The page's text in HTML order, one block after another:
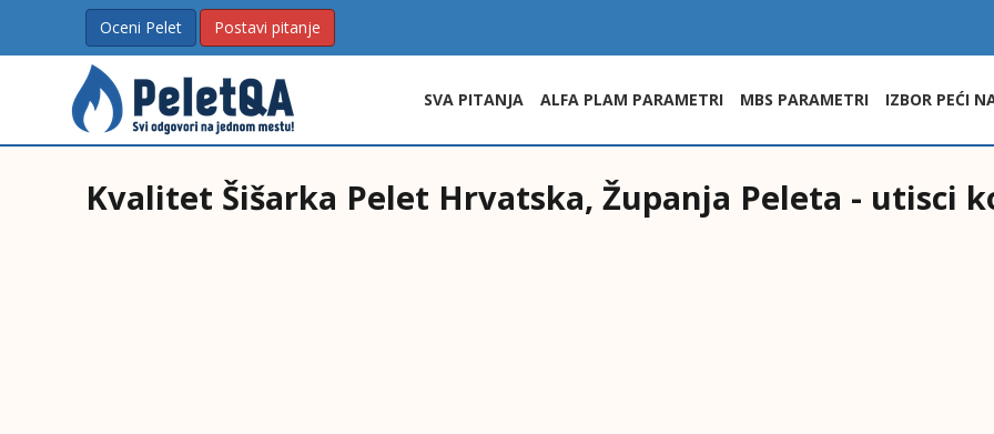
Oceni Pelet Postavi pitanje
SVA PITANJA ALFA PLAM PARAMETRI MBS PARAMETRI IZBOR PEĆI
Kvalitet Šišarka Pelet Hrvatska, Županja Peleta - utisci